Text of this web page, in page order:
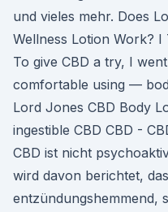
und vieles mehr. Does
Wellness Lotion Work?
To give CBD a try, I
comfortable using —
Lord Jones CBD Body
ingestible CBD CBD -
CBD ist nicht
wird davon berichtet,
entzündungshemmend,